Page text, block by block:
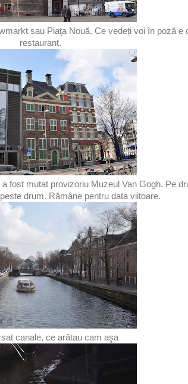
sau Piaţa Nouă. Ce vedeți voi în poză
restaurant.
fost mutat provizoriu Muzeul Van Gogh. Pe
drum. Rămâne pentru data viitoare.
canale, ce arătau cam aşa